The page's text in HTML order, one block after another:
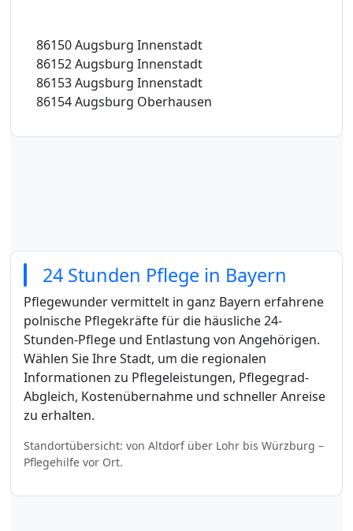
86150 Augsburg Innenstadt
86152 Augsburg Innenstadt
86153 Augsburg Innenstadt
86154 Augsburg Oberhausen
24 Stunden Pflege in Bayern
Pflegewunder vermittelt in ganz Bayern erfahrene
polnische Pflegekräfte für die häusliche 24-
Stunden-Pflege und Entlastung von Angehörigen.
Wählen Sie Ihre Stadt, um die regionalen
Informationen zu Pflegeleistungen, Pflegegrad-
Abgleich, Kostenübernahme und schneller Anreise
zu erhalten.
Standortübersicht: von Altdorf über Lohr bis Würzburg –
Pflegehilfe vor Ort.